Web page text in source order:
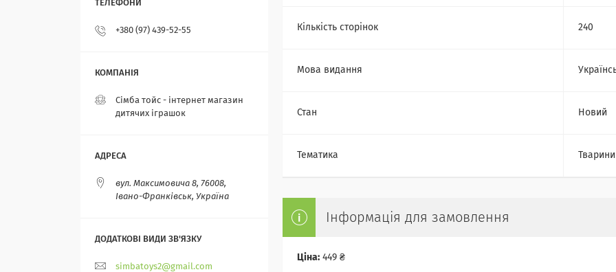
Кількість сторінок 240
Мова видання
Стан Новий
Тематика Тварини
Інформація для замовлення
Ціна: 449 ₴
+380 (97) 439-52-55
Сімба тойс - інтернет магазин
дитячих іграшок
вул. Максимовича 8, 76008,
Івано-Франківськ, Україна
simbatoys2@gmail.com